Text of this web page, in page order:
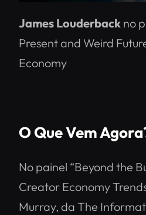
James Louderback no
Present and Weird
Economy
O Que Vem
No painel “Beyond the
Creator Economy
Murray, da The